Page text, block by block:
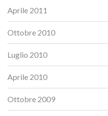
Aprile 2011
Ottobre 2010
Luglio 2010
Aprile 2010
Ottobre 2009